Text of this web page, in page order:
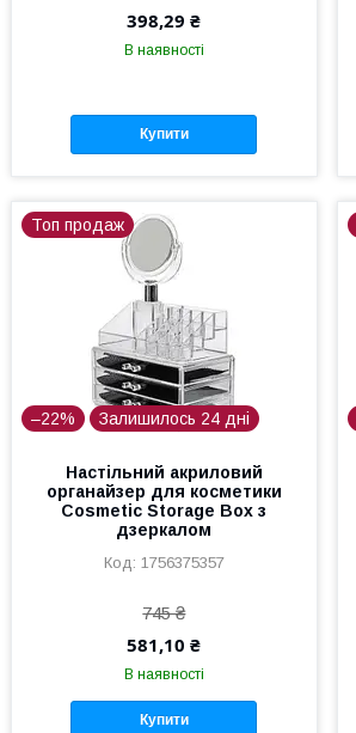
398,29 ₴
В наявності
Купити
Топ продаж
–22% Залишилось 24 дні
Настільний акриловий
органайзер для косметики
Cosmetic Storage Box з
дзеркалом
1756375357
745 ₴
581,10 ₴
В наявності
Купити